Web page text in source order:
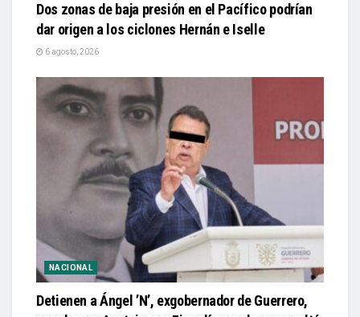
Dos zonas de baja presión en el Pacífico podrían
dar origen a los ciclones Hernán e Iselle
6 agosto, 2026
NACIONAL
Detienen a Ángel ’N’, exgobernador de Guerrero,